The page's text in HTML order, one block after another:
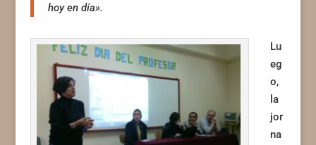
hoy en día».
Lu
eg
o,
la
jor
na